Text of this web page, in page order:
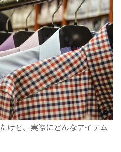
ど、実際にどんなアイテム